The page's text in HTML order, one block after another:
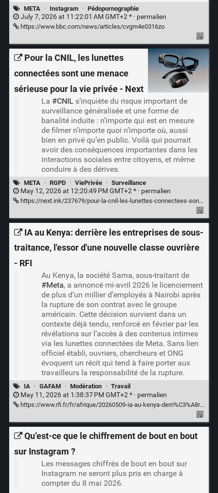
META · Instagram · Pédopornographie
July 7, 2026 at 11:22:01 AM GMT+2 * · permalien
https://www.bbc.com/news/articles/cvgm4e0316zo
Pour la CNIL, les lunettes
connectées sont une menace
sérieuse pour la vie privée - Next
La #CNIL s’inquiète du risque important de
surveillance généralisée et une forme de
banalité induite : n’importe qui est en mesure
de filmer n’importe quoi n’importe où, aussi
bien en privé qu’en public. Voilà qui pourrait
avoir des conséquences importantes dans les
interactions sociales entre citoyens, et même
conduire à des dérives.
META · RGPD · ViePrivée · Surveillance
May 12, 2026 at 12:20:49 PM GMT+2 * · permalien
https://next.ink/237679/pour-la-cnil-les-lunettes-connectees-sont-une-menace-serieuse-pour-la-vie-privee/
IA au Kenya: derrière les entreprises de sous-
traitance, l'essor d'une nouvelle classe ouvrière
- RFI
Au Kenya, la société Sama, sous-traitant de
#Meta, a annoncé mi-avril 2026 le licenciement
de plus d’un millier d’employés à Nairobi après
la rupture de son contrat avec le groupe
américain. Cette décision survient dans un
contexte déjà tendu, renforcé en février par les
révélations sur l’accès à des contenus intimes
via les lunettes connectées de Meta. Sans lien
officiel établi, ouvriers, chercheurs et ONG
évoquent un récit qui tend à faire porter aux
travailleurs la responsabilité de la rupture.
IA · GAFAM · Modération · Travail
May 11, 2026 at 1:38:37 PM GMT+2 * · permalien
https://www.rfi.fr/fr/afrique/20260509-ia-au-kenya-derri%C3%A8re-les-entreprises-de-sous-traitance-l-essor-d-une-nouvelle-classe-ouvri%C3%A8re
Qu’est-ce que le chiffrement de bout en bout
sur Instagram ?
Les messages chiffrés de bout en bout sur
Instagram ne seront plus pris en charge à
compter du 8 mai 2026.